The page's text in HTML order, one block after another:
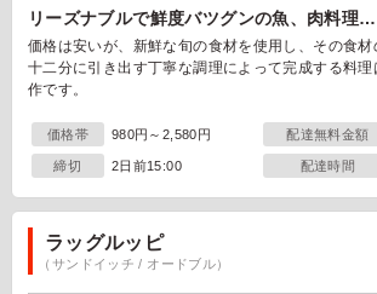
リーズナブルで鮮度バツグンの魚、肉料理…
価格は安いが、新鮮な旬の食材を使用し、その食
十二分に引き出す丁寧な調理によって完成する料
作です。
価格帯 980円～2,580円 配達無料金額
締切 2日前15:00 配達時間
ラッグルッピ
（サンドイッチ / オードブル）